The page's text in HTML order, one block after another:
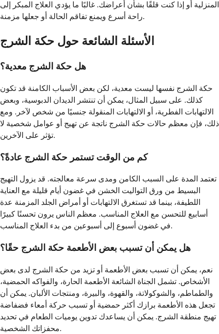
المنزلية أو إذا كنت قلقًا بشأن أعراضك. غالبًا ما يؤدي العلاج المبكر إلى
راحة أسرع ويمنع تفاقم الحالة أو جعلها مزمنة.
الأسئلة الشائعة حول حكة الشرج
هل حكة الشرج معدية؟
حكة الشرج نفسها ليست معدية، لكن بعض الأسباب الكامنة قد تكون
كذلك. على سبيل المثال، يمكن أن تنتشر الديدان الدبوسية، وبعض
الالتهابات الفطرية، أو الالتهابات المنقولة جنسيًا من شخص لآخر. ومع
ذلك، فإن معظم حالات حكة الشرج ناتجة عن تهيج أو عوامل شخصية لا
تؤثر على الآخرين.
كم من الوقت تستمر حكة الشرج عادةً؟
تعتمد المدة على السبب الكامن ومدى سرعة معالجته. قد يزول التهيج
البسيط من ورق التواليت الخشن في غضون أيام قليلة مع العناية
اللطيفة، بينما قد تستغرق الالتهابات أو أمراض الجلد المزمنة عدة
أسابيع للتحسن مع العلاج المناسب. معظم الناس يرون تحسنًا كبيرًا
في غضون أسبوع إلى أسبوعين من بدء العلاج المناسب.
هل يمكن أن تسبب بعض الأطعمة حكة الشرج حقًا؟
نعم، يمكن أن تسبب بعض الأطعمة أو تزيد من حكة الشرج لدى بعض
الأشخاص. تشمل الجناة الشائعة الأطعمة الحارة، والفواكه الحمضية،
والطماطم، والشوكولاتة، والقهوة، والبيرة، ومنتجات الألبان. يمكن أن
تجعل هذه الأطعمة برازك أكثر حمضية أو تسبب حركة أمعاء فضفاضة
تهيج منطقة الشرج. يمكن أن يساعدك تدوين يوميات الطعام في تحديد
محفزاتك الشخصية.